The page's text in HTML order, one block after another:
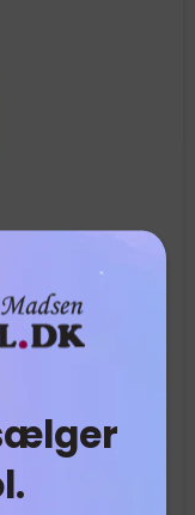
Akvavit 42% -